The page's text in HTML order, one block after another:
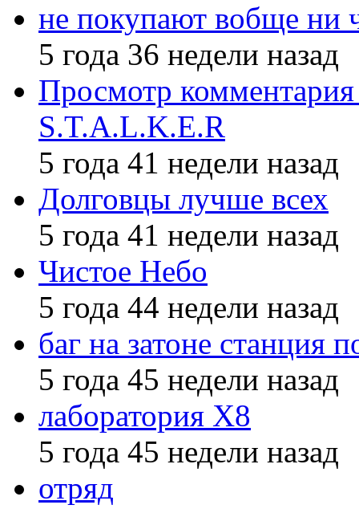
не покупают вобще ни
5 года 36 недели назад
Просмотр
S.T.A.L.K.E.R
5 года 41 недели назад
Долговцы лучше всех
5 года 41 недели назад
Чистое Небо
5 года 44 недели назад
баг на затоне станция
5 года 45 недели назад
лаборатория X8
5 года 45 недели назад
отряд